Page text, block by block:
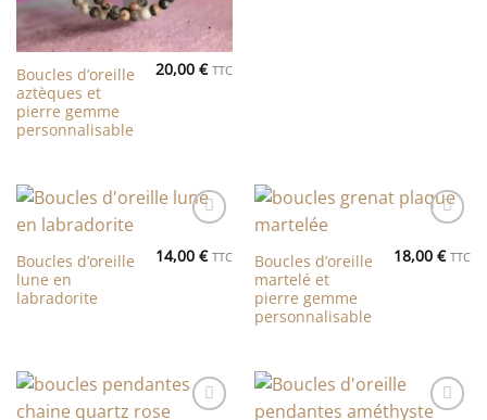
Boucles d’oreille
aztèques et
pierre gemme
personnalisable
20,00€ TTC
à la liste
Boucles d’oreille
lune en
labradorite
14,00€ TTC
à la liste
Boucles d’oreille
martelé et
pierre gemme
personnalisable
18,00€ TTC